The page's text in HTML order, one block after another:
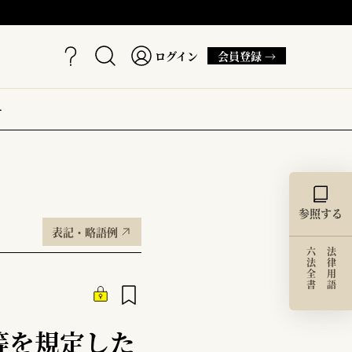
ログイン 会員登録 →
表記・略語例
規定した
参照する
法律用語
六法全書